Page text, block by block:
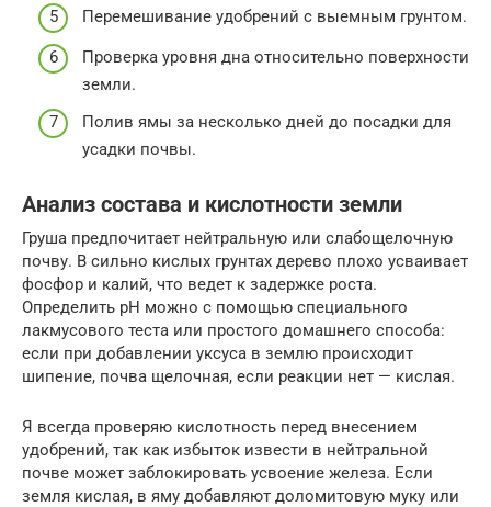
Перемешивание удобрений с выемным грунтом.
Проверка уровня дна относительно поверхности
земли.
Полив ямы за несколько дней до посадки для
усадки почвы.
Анализ состава и кислотности земли
Груша предпочитает нейтральную или слабощелочную
почву. В сильно кислых грунтах дерево плохо усваивает
фосфор и калий, что ведет к задержке роста.
Определить pH можно с помощью специального
лакмусового теста или простого домашнего способа:
если при добавлении уксуса в землю происходит
шипение, почва щелочная, если реакции нет — кислая.
Я всегда проверяю кислотность перед внесением
удобрений, так как избыток извести в нейтральной
почве может заблокировать усвоение железа. Если
земля кислая, в яму добавляют доломитовую муку или